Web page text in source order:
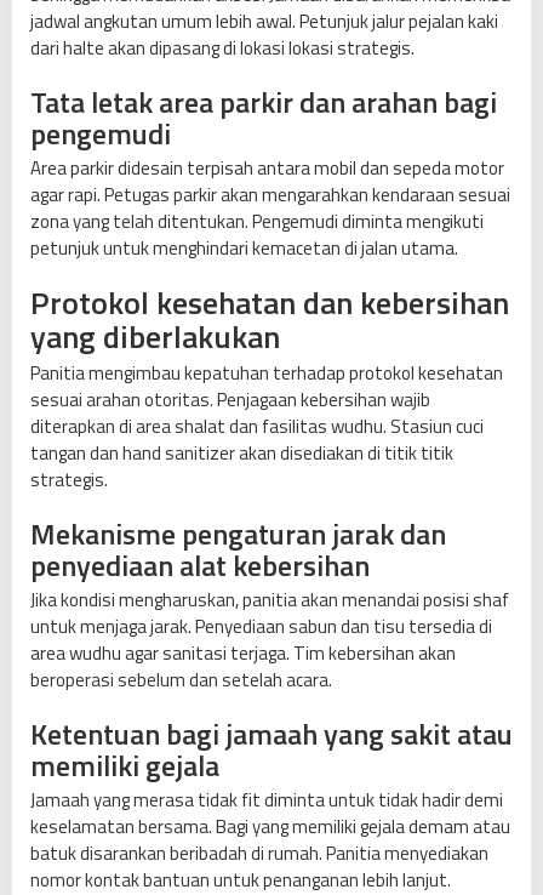
jadwal angkutan umum lebih awal. Petunjuk jalur pejalan kaki
dari halte akan dipasang di lokasi lokasi strategis.
Tata letak area parkir dan arahan bagi
pengemudi
Area parkir didesain terpisah antara mobil dan sepeda motor
agar rapi. Petugas parkir akan mengarahkan kendaraan sesuai
zona yang telah ditentukan. Pengemudi diminta mengikuti
petunjuk untuk menghindari kemacetan di jalan utama.
Protokol kesehatan dan kebersihan
yang diberlakukan
Panitia mengimbau kepatuhan terhadap protokol kesehatan
sesuai arahan otoritas. Penjagaan kebersihan wajib
diterapkan di area shalat dan fasilitas wudhu. Stasiun cuci
tangan dan hand sanitizer akan disediakan di titik titik
strategis.
Mekanisme pengaturan jarak dan
penyediaan alat kebersihan
Jika kondisi mengharuskan, panitia akan menandai posisi shaf
untuk menjaga jarak. Penyediaan sabun dan tisu tersedia di
area wudhu agar sanitasi terjaga. Tim kebersihan akan
beroperasi sebelum dan setelah acara.
Ketentuan bagi jamaah yang sakit atau
memiliki gejala
Jamaah yang merasa tidak fit diminta untuk tidak hadir demi
keselamatan bersama. Bagi yang memiliki gejala demam atau
batuk disarankan beribadah di rumah. Panitia menyediakan
nomor kontak bantuan untuk penanganan lebih lanjut.